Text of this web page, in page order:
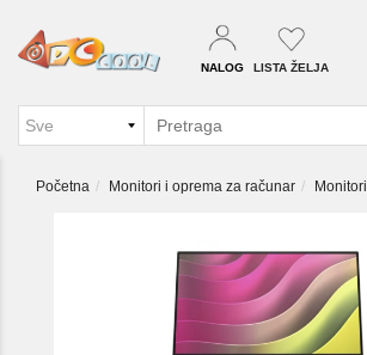
NALOG LISTA ŽELJA
Početna Monitori i oprema za računar Monitori